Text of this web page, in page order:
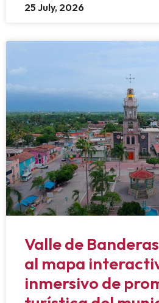
25 July, 2026
Valle de
al mapa
inmersivo de